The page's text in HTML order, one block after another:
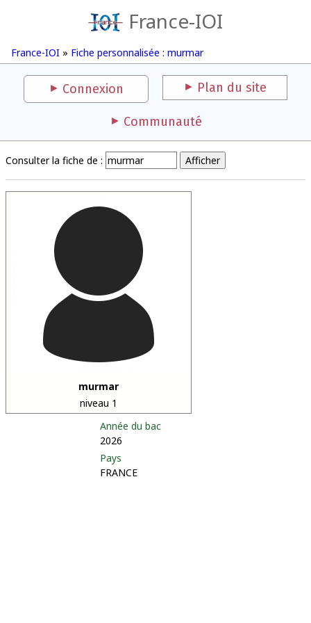
France-IOI
France-IOI » Fiche personnalisée : murmar
Connexion Plan du site
Communauté
Consulter la fiche de :
murmar
niveau 1
Année du bac
2026
Pays
FRANCE